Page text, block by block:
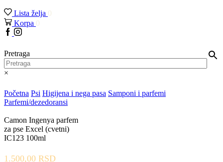
Lista želja 0
Korpa 0
Facebook
Instagram
Pretraga
×
Početna Psi Higijena i nega pasa Samponi i parfemi
Parfemi/dezedoransi
Camon Ingenya parfem
za pse Excel (cvetni)
IC123 100ml
1.500,00 RSD